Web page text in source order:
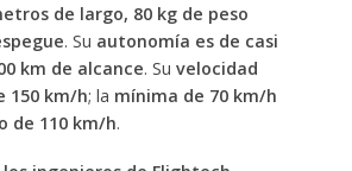
de largo, 80 kg de peso
. Su autonomía es de casi
km de alcance. Su velocidad
150 km/h; la mínima de 70 km/h
de 110 km/h.